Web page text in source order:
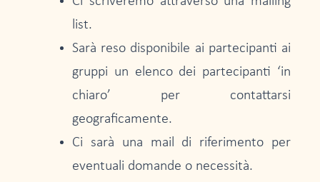
list.
Sarà reso disponibile ai partecipanti ai
gruppi un elenco dei partecipanti ‘in
chiaro’ per contattarsi
geograficamente.
Ci sarà una mail di riferimento per
eventuali domande o necessità.